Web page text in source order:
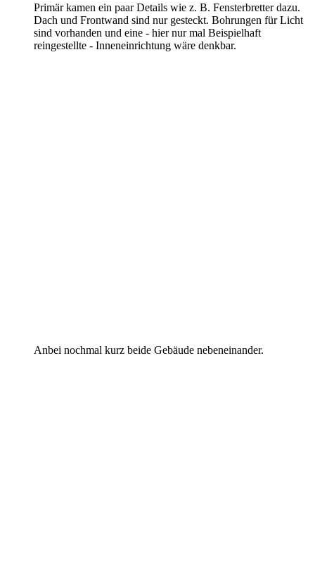
Primär kamen ein paar Details wie z. B. Fensterbretter dazu.
Dach und Frontwand sind nur gesteckt. Bohrungen für Licht
sind vorhanden und eine - hier nur mal Beispielhaft
reingestellte - Inneneinrichtung wäre denkbar.
Anbei nochmal kurz beide Gebäude nebeneinander.